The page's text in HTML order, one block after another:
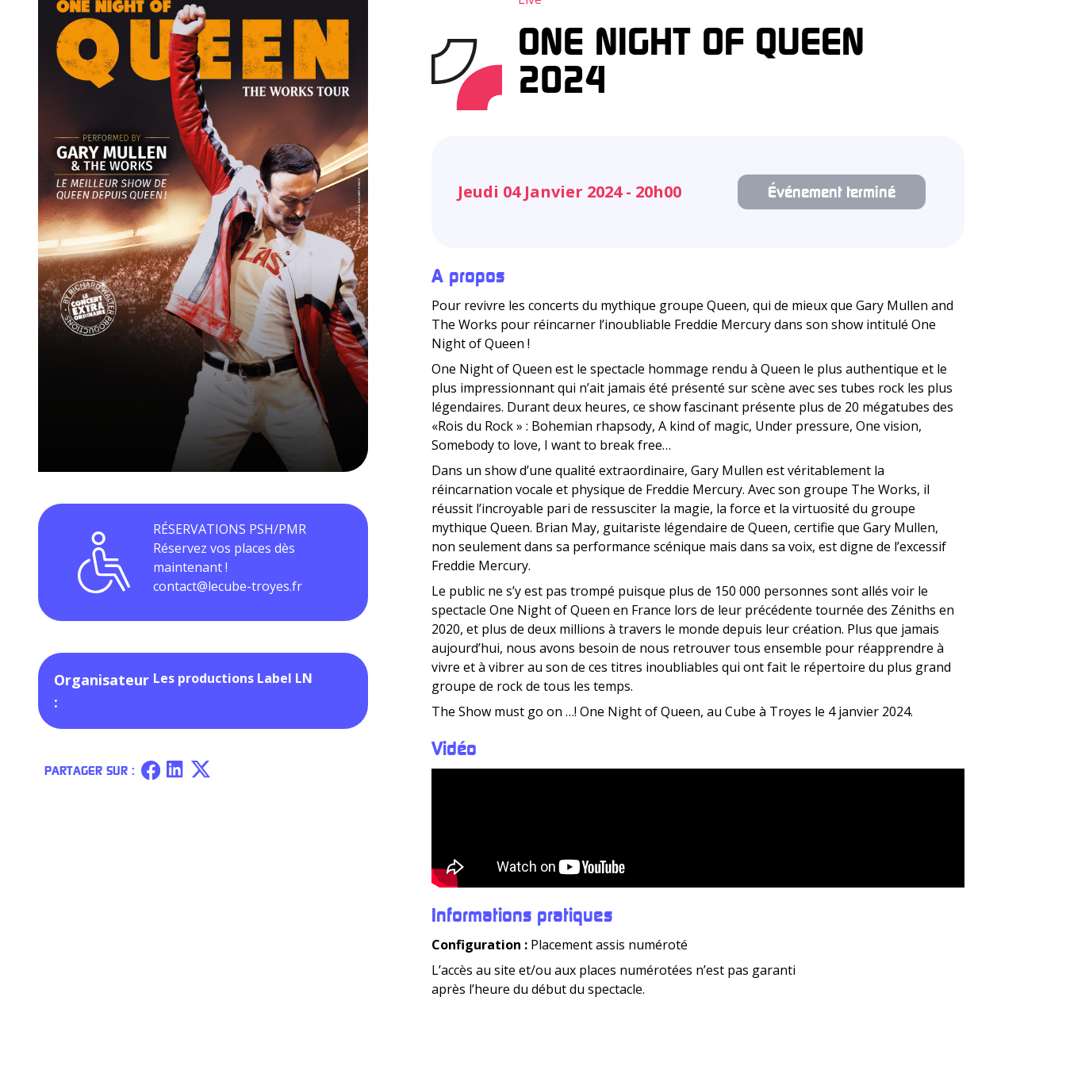
RÉSERVATIONS PSH/PMR
Réservez vos places dès
maintenant !
contact@lecube-troyes.fr
Organisateur
:
Les productions Label LN
PARTAGER SUR :
ONE NIGHT OF QUEEN
2024
Jeudi 04 Janvier 2024 - 20h00 Événement terminé
A propos
Pour revivre les concerts du mythique groupe Queen, qui de mieux que Gary Mullen and
The Works pour réincarner l’inoubliable Freddie Mercury dans son show intitulé One
Night of Queen !
One Night of Queen est le spectacle hommage rendu à Queen le plus authentique et le
plus impressionnant qui n’ait jamais été présenté sur scène avec ses tubes rock les plus
légendaires. Durant deux heures, ce show fascinant présente plus de 20 mégatubes des
«Rois du Rock » : Bohemian rhapsody, A kind of magic, Under pressure, One vision,
Somebody to love, I want to break free…
Dans un show d’une qualité extraordinaire, Gary Mullen est véritablement la
réincarnation vocale et physique de Freddie Mercury. Avec son groupe The Works, il
réussit l’incroyable pari de ressusciter la magie, la force et la virtuosité du groupe
mythique Queen. Brian May, guitariste légendaire de Queen, certifie que Gary Mullen,
non seulement dans sa performance scénique mais dans sa voix, est digne de l’excessif
Freddie Mercury.
Le public ne s’y est pas trompé puisque plus de 150 000 personnes sont allés voir le
spectacle One Night of Queen en France lors de leur précédente tournée des Zéniths en
2020, et plus de deux millions à travers le monde depuis leur création. Plus que jamais
aujourd’hui, nous avons besoin de nous retrouver tous ensemble pour réapprendre à
vivre et à vibrer au son de ces titres inoubliables qui ont fait le répertoire du plus grand
groupe de rock de tous les temps.
The Show must go on …! One Night of Queen, au Cube à Troyes le 4 janvier 2024.
Vidéo
Informations pratiques
Configuration : Placement assis numéroté
L’accès au site et/ou aux places numérotées n’est pas garanti
après l’heure du début du spectacle.